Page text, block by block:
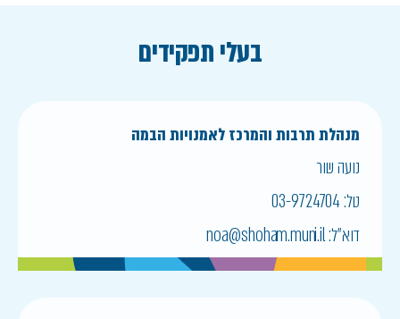
בעלי תפקידים
מנהלת תרבות והמרכז לאמנויות הבמה
נועה שור
טל:03-9724704
דוא״ל:noa@shoham.muni.il